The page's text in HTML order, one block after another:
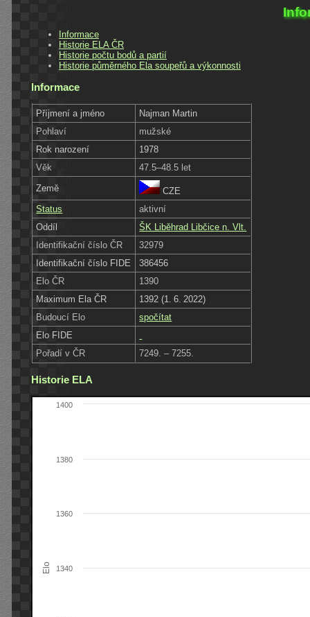
Informace
Historie ELA ČR
Historie počtu bodů a partií
Historie půměrného Ela soupeřů a výkonnosti
Informace
Příjmení a jméno
Najman Martin
Pohlaví
mužské
Rok narození
1978
Věk
47.5–48.5 let
Země
CZE
Status
aktivní
Oddíl
ŠK Liběhrad Libčice n. Vlt.
Identifikační číslo ČR
32979
Identifikační číslo FIDE
386456
Elo ČR
1390
Maximum Ela ČR
1392 (1. 6. 2022)
Budoucí Elo
spočítat
Elo FIDE
Pořadí v ČR
7249. – 7255.
Historie ELA
Elo 1340
1360
1380
1400